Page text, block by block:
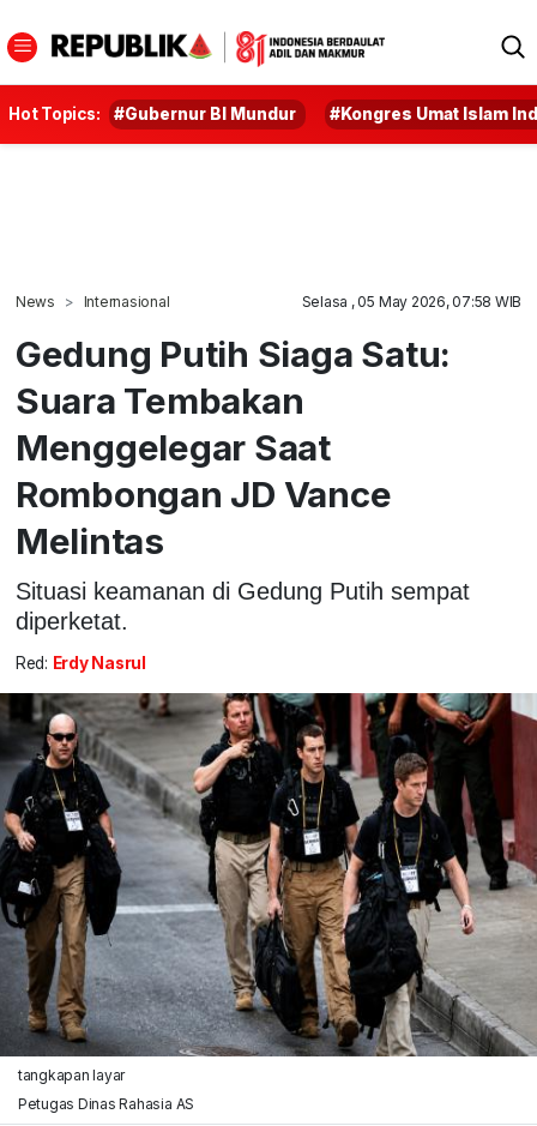
Hot Topics: #Gubernur BI Mundur #Kongres Umat Islam
News Internasional Selasa , 05 May 2026, 07:58 WIB
Gedung Putih Siaga Satu:
Suara Tembakan
Menggelegar Saat
Rombongan JD Vance
Melintas
Situasi keamanan di Gedung Putih sempat
diperketat.
Red: Erdy Nasrul
tangkapan layar
Petugas Dinas Rahasia AS